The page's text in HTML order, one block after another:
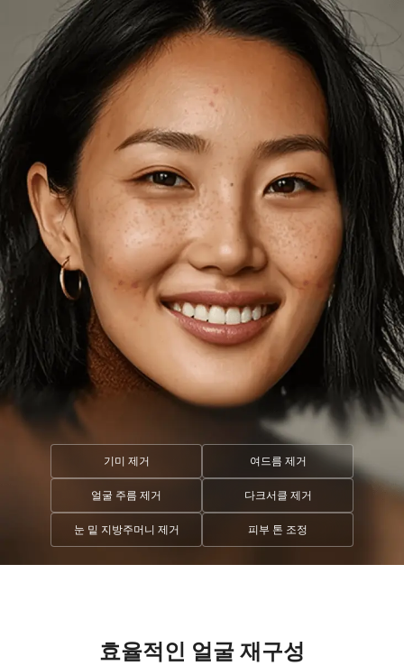
기미 제거 여드름 제거
얼굴 주름 제거 다크서클 제거
눈 밑 지방주머니 제거 피부 톤 조정
효율적인 얼굴 재구성